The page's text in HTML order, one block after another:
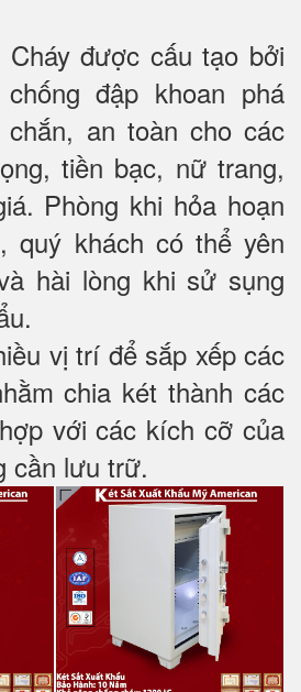
Cháy được cấu tạo bởi
đập khoan phá
an toàn cho các
tiền bạc, nữ trang,
Phòng khi hỏa hoạn
quý khách có thể yên
hài lòng khi sử sụng
vị trí để sắp xếp các
chia két thành các
với các kích cỡ của
cần lưu trữ.